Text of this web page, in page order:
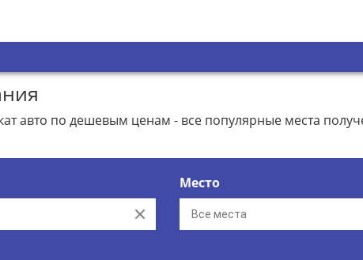
авто по дешевым ценам - все популярные места
Clear
Место